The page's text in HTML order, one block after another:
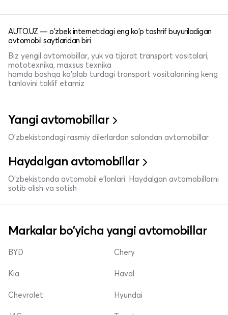
AUTO.UZ — o'zbek internetidagi eng ko'p tashrif buyuriladigan
avtomobil saytlaridan biri
Biz yengil avtomobillar, yuk va tijorat transport vositalari,
mototexnika, maxsus texnika
hamda boshqa ko'plab turdagi transport vositalarining keng
tanlovini taklif etamiz
Yangi avtomobillar
O'zbekistondagi rasmiy dilerlardan salondan avtomobillar
Haydalgan avtomobillar
O'zbekistonda avtomobil e’lonlari. Haydalgan avtomobillarni
sotib olish va sotish
Markalar bo'yicha yangi avtomobillar
BYD
Kia
Chevrolet
Chery
Haval
Hyundai